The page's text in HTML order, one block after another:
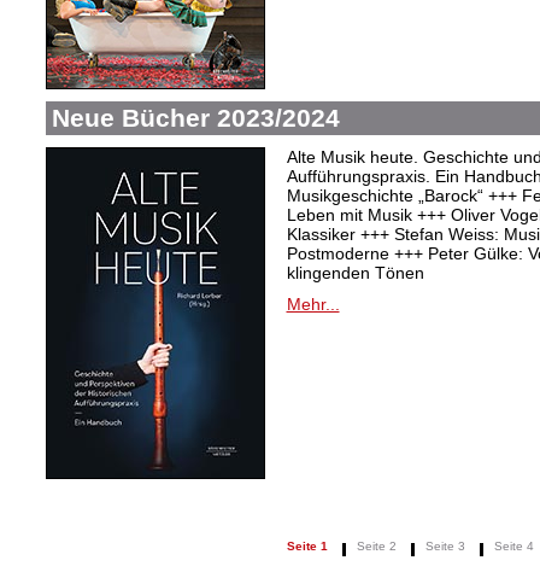
Neue Bücher 2023/2024
Alte Musik heute. Geschichte
Aufführungspraxis. Ein
Musikgeschichte „Barock“ +++
Leben mit Musik +++ Oliver
Klassiker +++ Stefan Weiss:
Postmoderne +++ Peter Gülke:
klingenden Tönen
Mehr...
Seite 1 Seite 2 Seite 3 Seite 4